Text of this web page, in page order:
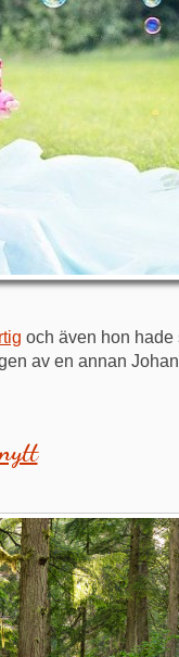
och även hon hade
av en annan